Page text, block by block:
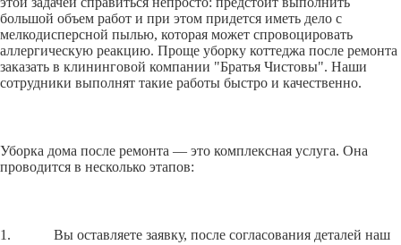
большой объем работ и при этом придется иметь дело с
мелкодисперсной пылью, которая может спровоцировать
аллергическую реакцию. Проще уборку коттеджа после ремонта
заказать в клининговой компании "Братья Чистовы". Наши
сотрудники выполнят такие работы быстро и качественно.
Уборка дома после ремонта — это комплексная услуга. Она
проводится в несколько этапов:
1. Вы оставляете заявку, после согласования деталей наш